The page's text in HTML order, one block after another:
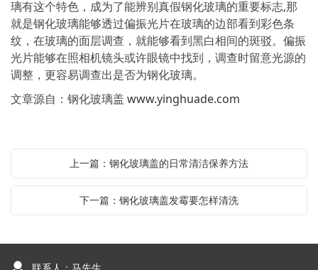
璃有这个特色，成为了能辨别真假钢化玻璃的重要标志,那
就是钢化玻璃能够透过偏振光片在玻璃的边部看到彩色条
纹，在玻璃的面层调查，就能够看到黑白相间的斑驳。偏振
光片能够在照相机镜头或许眼镜中找到，调查时留意光源的
调整，更容易调查出是否为钢化玻璃。
文章源自：钢化玻璃盖 www.yinghuade.com
上一篇：钢化玻璃盖的日常清洁保养方法
下一篇：钢化玻璃盖发霉要怎样清洗